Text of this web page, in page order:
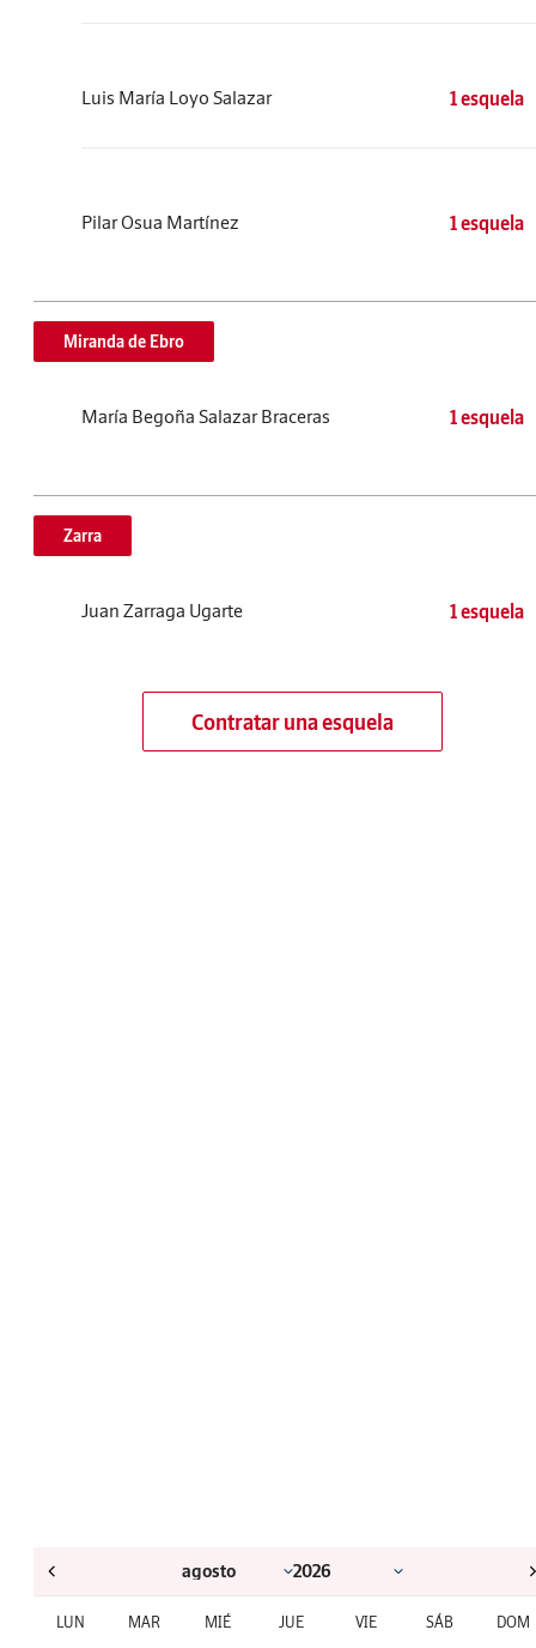
Luis María Loyo Salazar 1 esquela
Pilar Osua Martínez 1 esquela
Miranda de Ebro
María Begoña Salazar Braceras 1 esquela
Zarra
Juan Zarraga Ugarte 1 esquela
Contratar una esquela
LUN MAR MIÉ JUE VIE SÁB DOM